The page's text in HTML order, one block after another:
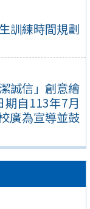
訓練時間規劃
誠信」創意繪
期自113年7月
廣為宣導並鼓